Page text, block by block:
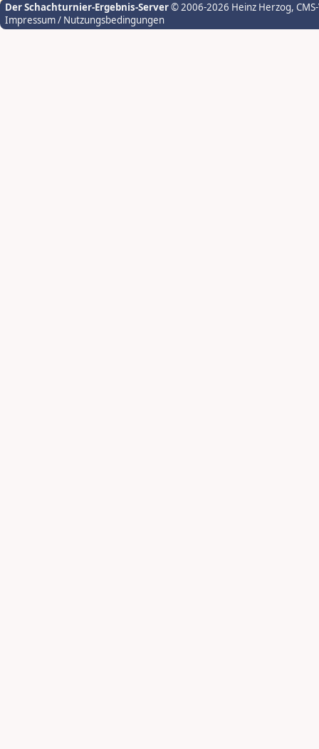
Der Schachturnier-Ergebnis-Server© 2006-2026 Heinz Herzog,
Impressum / Nutzungsbedingungen